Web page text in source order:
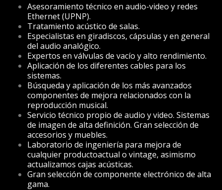
Asesoramiento técnico en audio-video y redes
Ethernet (UPNP).
Tratamiento acústico de salas.
Especialistas en giradiscos, cápsulas y en general
del audio analógico.
Expertos en válvulas de vacío y alto rendimiento.
Aplicación de los diferentes cables para los
sistemas.
Búsqueda y aplicación de los más avanzados
componentes de mejora relacionados con la
reproducción musical.
Servicio técnico propio de audio y video. Sistemas
de imagen de alta definición. Gran selección de
accesorios y muebles.
Laboratorio de ingeniería para mejora de
cualquier productoactual o vintage, asimismo
actualizamos cajas acústicas.
Gran selección de componente electrónico de alta
gama.